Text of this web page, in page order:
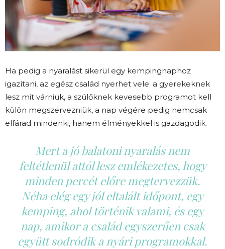
Ha pedig a nyaralást sikerül egy kempingnaphoz
igazítani, az egész család nyerhet vele: a gyerekeknek
lesz mit várniuk, a szülőknek kevesebb programot kell
külön megszervezniük, a nap végére pedig nemcsak
elfárad mindenki, hanem élményekkel is gazdagodik.
Mert a jó balatoni nyaralás nem
feltétlenül attól lesz emlékezetes, hogy
minden percét előre megtervezzük.
Néha elég egy jól eltalált időpont, egy
kemping, ahol történik valami, és egy
nap, amikor a család egyszerűen csak
együtt sodródik a nyári programokkal.